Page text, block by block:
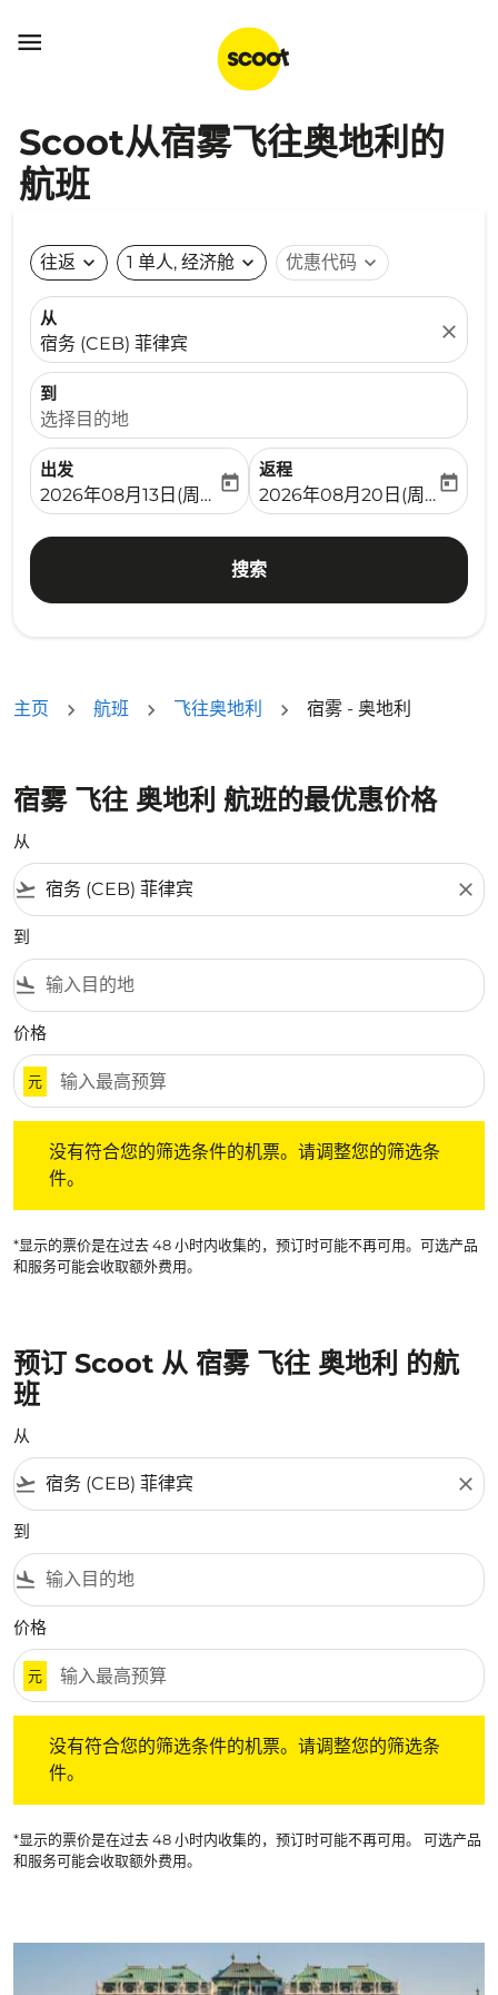

Scoot从宿雾飞往奥地利的
航班
往返 expand_more 1 单人, 经济舱 expand_more 优惠代码 expand_more
从
宿务 (CEB) 菲律宾
close
到
选择目的地
出发
fc-booking-departure-date-aria-label
2026年08月13日(周四)
today
返程
fc-booking-return-date-
2026年08月20日(周四)
today
搜索
主页 航班 飞往奥地利 宿雾 - 奥地利
宿雾 飞往 奥地利 航班的最优惠价格
从
flight_takeoff close
到
flight_land
价格
元
没有符合您的筛选条件的机票。请调整您的筛选条
件。
*显示的票价是在过去 48 小时内收集的，预订时可能不再可用。可选产品
和服务可能会收取额外费用。
预订 Scoot 从 宿雾 飞往 奥地利 的航
班
从
flight_takeoff close
到
flight_land
价格
元
没有符合您的筛选条件的机票。请调整您的筛选条
件。
*显示的票价是在过去 48 小时内收集的，预订时可能不再可用。 可选产品
和服务可能会收取额外费用。